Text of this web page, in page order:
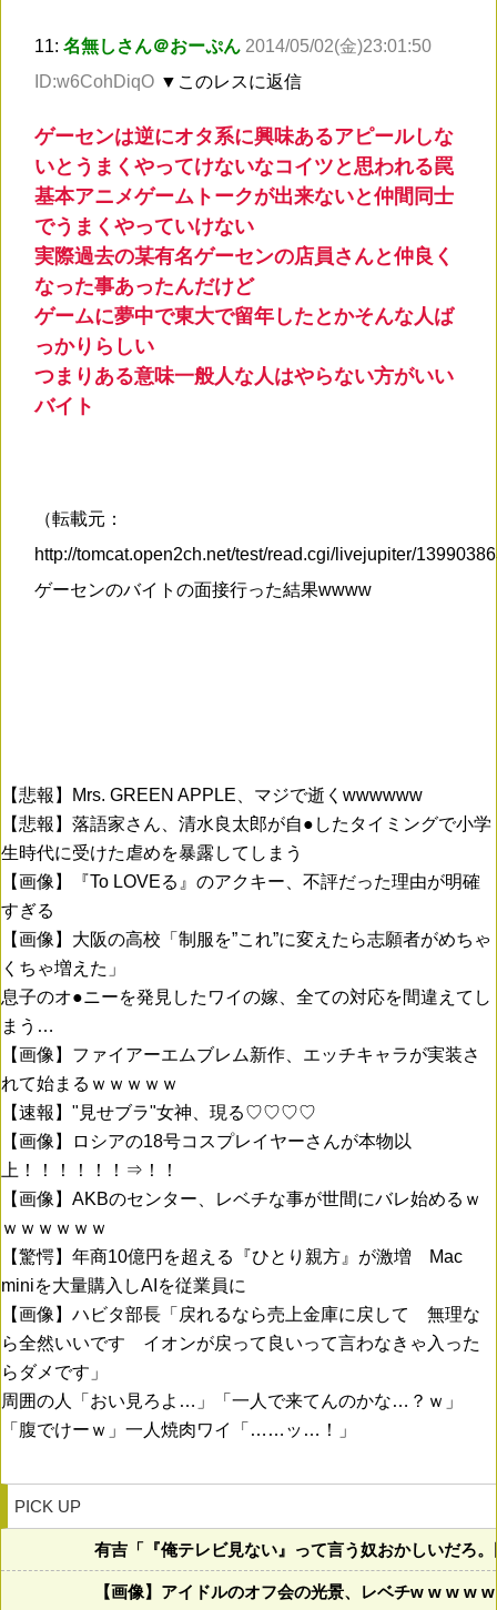
11: 名無しさん＠おーぷん 2014/05/02(金)23:01:50
ID:w6CohDiqO ▼このレスに返信
ゲーセンは逆にオタ系に興味あるアピールしな
いとうまくやってけないなコイツと思われる罠
基本アニメゲームトークが出来ないと仲間同士
でうまくやっていけない
実際過去の某有名ゲーセンの店員さんと仲良く
なった事あったんだけど
ゲームに夢中で東大で留年したとかそんな人ば
っかりらしい
つまりある意味一般人な人はやらない方がいい
バイト
（転載元：
http://tomcat.open2ch.net/test/read.cgi/livejupiter/
ゲーセンのバイトの面接行った結果wwww
【悲報】Mrs. GREEN APPLE、マジで逝くwwwwww
【悲報】落語家さん、清水良太郎が自●したタイミングで小学
生時代に受けた虐めを暴露してしまう
【画像】『To LOVEる』のアクキー、不評だった理由が明確
すぎる
【画像】大阪の高校「制服を”これ”に変えたら志願者がめちゃ
くちゃ増えた」
息子のオ●ニーを発見したワイの嫁、全ての対応を間違えてし
まう…
【画像】ファイアーエムブレム新作、エッチキャラが実装さ
れて始まるｗｗｗｗｗ
【速報】"見せブラ"女神、現る♡♡♡♡
【画像】ロシアの18号コスプレイヤーさんが本物以
上！！！！！！⇒！！
【画像】AKBのセンター、レベチな事が世間にバレ始めるｗ
ｗｗｗｗｗｗ
【驚愕】年商10億円を超える『ひとり親方』が激増 Mac
miniを大量購入しAIを従業員に
【画像】ハビタ部長「戻れるなら売上金庫に戻して 無理な
ら全然いいです イオンが戻って良いって言わなきゃ入った
らダメです」
周囲の人「おい見ろよ…」「一人で来てんのかな…？ｗ」
「腹でけーｗ」一人焼肉ワイ「……ッ…！」
PICK UP
有吉「『俺テレビ見ない』って言う奴おかしいだろ
【画像】アイドルのオフ会の光景、レベチw w w w